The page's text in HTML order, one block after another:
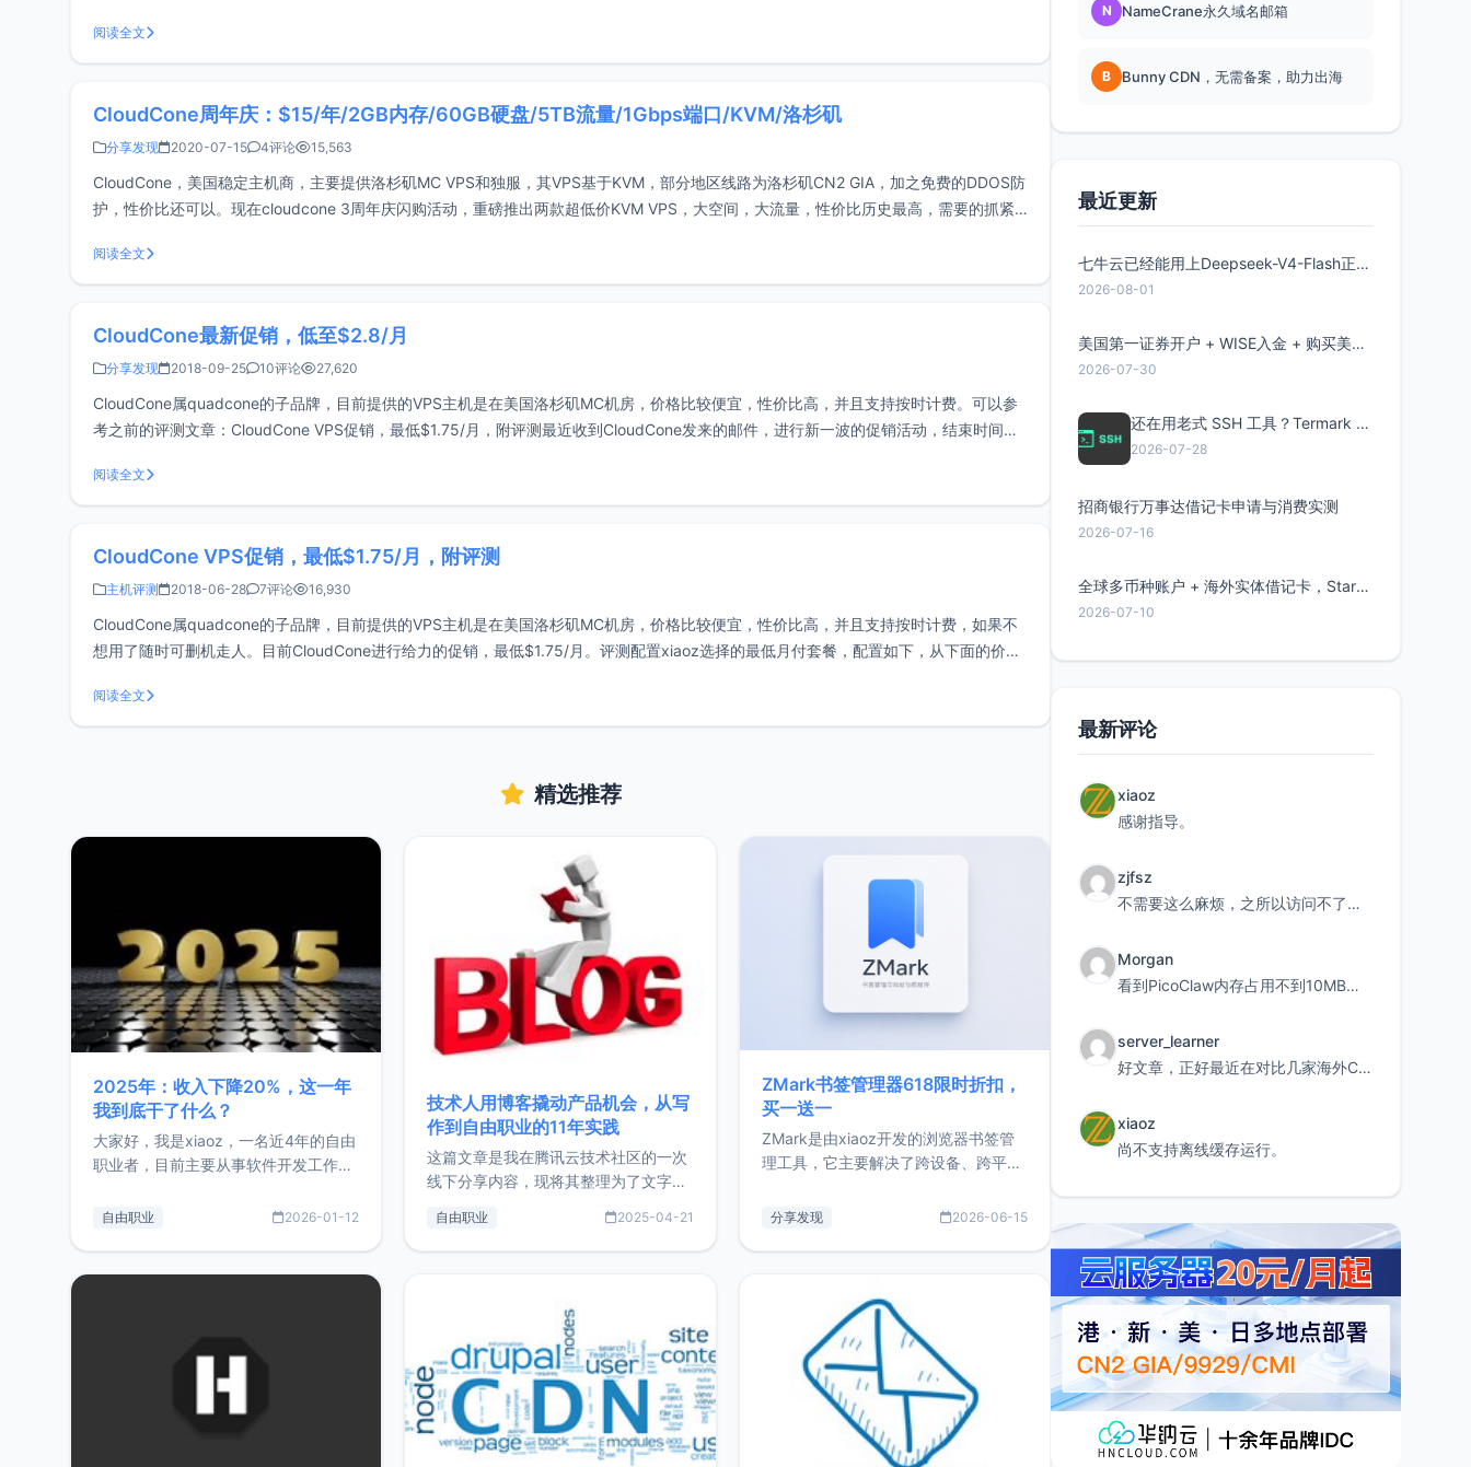
阅读全文
CloudCone周年庆：$15/年/2GB内存/60GB硬盘/5TB流量/1Gbps端口/KVM/洛杉矶
分享发现 2020-07-15 4评论 15,563
CloudCone，美国稳定主机商，主要提供洛杉矶MC VPS和独服，其VPS基于KVM，部分地区线路为洛杉矶CN2 GIA，加之免费的DDOS防
护，性价比还可以。现在cloudcone 3周年庆闪购活动，重磅推出两款超低价KVM VPS，大空间，大流量，性价比历史最高，需要的抓紧
阅读全文
CloudCone最新促销，低至$2.8/月
分享发现 2018-09-25 10评论 27,620
CloudCone属quadcone的子品牌，目前提供的VPS主机是在美国洛杉矶MC机房，价格比较便宜，性价比高，并且支持按时计费。可以参
考之前的评测文章：CloudCone VPS促销，最低$1.75/月，附评测最近收到CloudCone发来的邮件，进行新一波的促销活动，结束时间尚
阅读全文
CloudCone VPS促销，最低$1.75/月，附评测
主机评测 2018-06-28 7评论 16,930
CloudCone属quadcone的子品牌，目前提供的VPS主机是在美国洛杉矶MC机房，价格比较便宜，性价比高，并且支持按时计费，如果不
想用了随时可删机走人。目前CloudCone进行给力的促销，最低$1.75/月。评测配置xiaoz选择的最低月付套餐，配置如下，从下面的价格
阅读全文
精选推荐
2025年：收入下降20%，这一年
我到底干了什么？
大家好，我是xiaoz，一名近4年的自由
职业者，目前主要从事软件开发工作。
的总结，内容主要包括：工作、学习、
自由职业 2026-01-12
技术人用博客撬动产品机会，从写
作到自由职业的11年实践
这篇文章是我在腾讯云技术社区的一次
线下分享内容，现将其整理为了文字
版，分享了写博客11年来的经历，以及
通过博客过渡到做产品和走向自由职业
的一个小故事。文中还首次公开了我的
前从事服务器运维相关工作，现在已经
转自由职业3年，目前
自由职业 2025-04-21
ZMark书签管理器618限时折扣，
买一送一
ZMark是由xiaoz开发的浏览器书签管
理工具，它主要解决了跨设备、跨平
做到一处部署、随处访问。同时，它还
量级： 使用Bun + Hono.js
分享发现 2026-06-15
N NameCrane永久域名邮箱
B Bunny CDN，无需备案，助力出海
最近更新
七牛云已经能用上Deepseek-V4-Flash正式版了，点此领取300万Token
2026-08-01
美国第一证券开户 + WISE入金 + 购买美股全流程分享
2026-07-30
还在用老式 SSH 工具？Termark 新一代跨平台智能SSH客户端了解一下
2026-07-28
招商银行万事达借记卡申请与消费实测
2026-07-16
全球多币种账户 + 海外实体借记卡，Starryblu开户教程与注意事项
2026-07-10
最新评论
xiaoz
感谢指导。
zjfsz
不需要这么麻烦，之所以访问不了，是由于非对称路由的问题，在爱快主路由添加一条静态路由192.168.
Morgan
看到PicoClaw内存占用不到10MB这个数据真的很惊喜，确实很适合我这种想用旧设备折腾AI的小白
server_learner
好文章，正好最近在对比几家海外CDN。文中提到CF免费版不支持自定义回源端口和HOST这个痛点太真实
xiaoz
尚不支持离线缓存运行。